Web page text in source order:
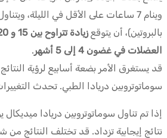
وينام 7 ساعات على الأقل في الليلة،
بالبروتين)، أن يتوقع
العضلات في غضون 4 إلى 5 أشهر
.
قد يستغرق الأمر بضعة أسابيع لرؤية النتائج
سوماتوتروبين دريادا الطبي. تحدث
إذا تم تناول سوماتوتروبين دريادا
نتائج إيجابية تزداد. قد تختلف النتائج